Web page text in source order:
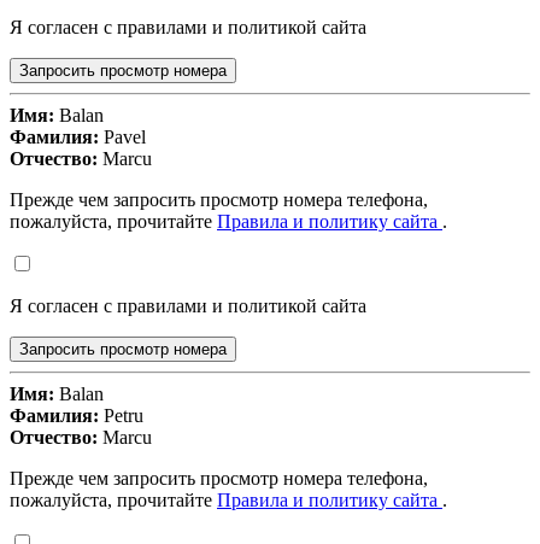
Я согласен с правилами и политикой сайта
Запросить просмотр номера
Имя: Balan
Фамилия: Pavel
Отчество: Marcu
Прежде чем запросить просмотр номера телефона,
пожалуйста, прочитайте Правила и политику сайта .
Я согласен с правилами и политикой сайта
Запросить просмотр номера
Имя: Balan
Фамилия: Petru
Отчество: Marcu
Прежде чем запросить просмотр номера телефона,
пожалуйста, прочитайте Правила и политику сайта .